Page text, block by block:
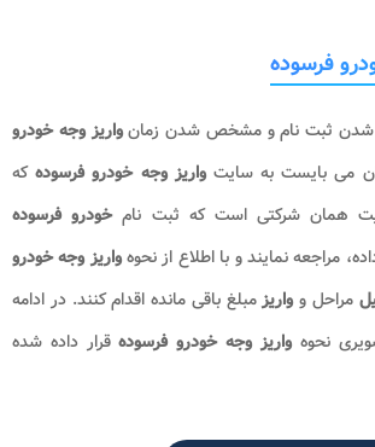
فرسوده
شدن ثبت نام و مشخص شدن زمانواریز وجه خودرو
می بایست به سایت واریز وجه خودرو فرسودهکه
همان شرکتی است که ثبت نامخودرو فرسوده
مراجعه نمایند و با اطلاع از نحوهواریز وجه خودرو
مراحل و واریزمبلغ باقی مانده اقدام کنند. در ادامه
نحوهواریز وجه خودرو فرسودهقرار داده شده